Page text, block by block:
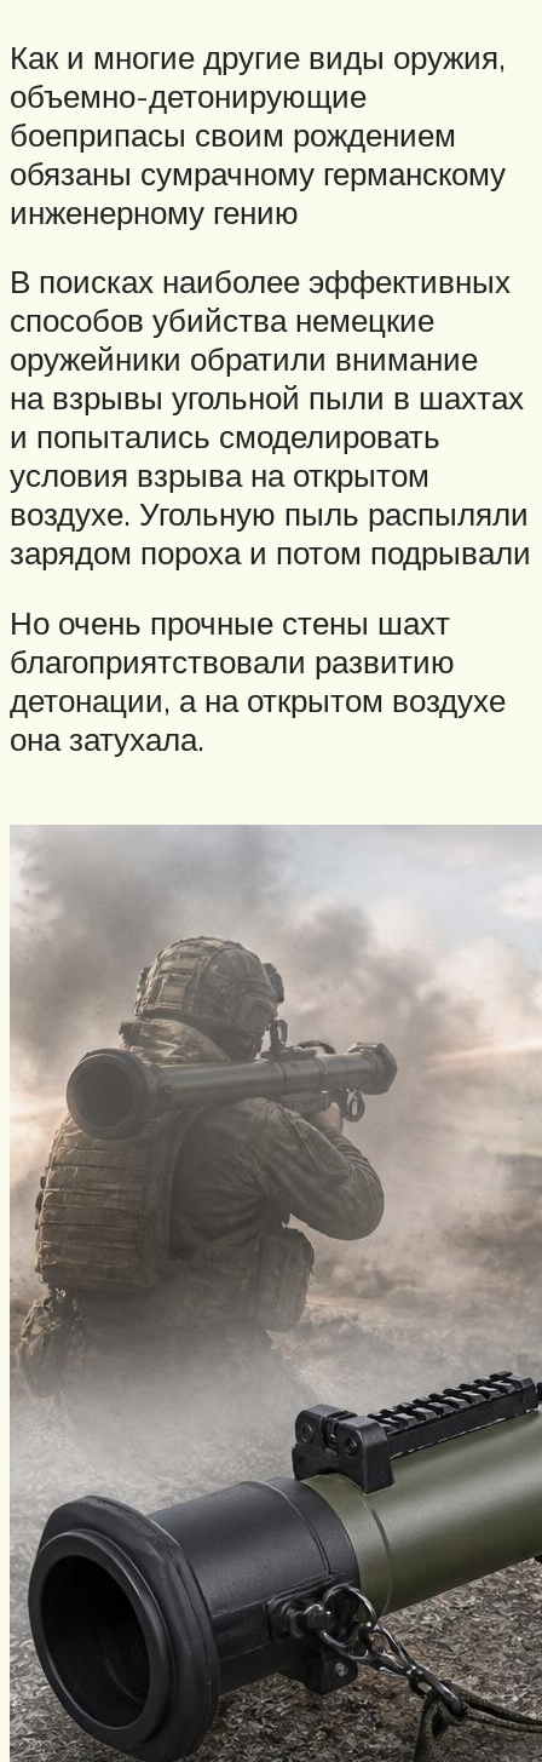
Как и многие другие виды оружия,
объемно-детонирующие
боеприпасы своим рождением
обязаны сумрачному германскому
инженерному гению
В поисках наиболее эффективных
способов убийства немецкие
оружейники обратили внимание
на взрывы угольной пыли в шахтах
и попытались смоделировать
условия взрыва на открытом
воздухе. Угольную пыль распыляли
зарядом пороха и потом подрывали
Но очень прочные стены шахт
благоприятствовали развитию
детонации, а на открытом воздухе
она затухала.